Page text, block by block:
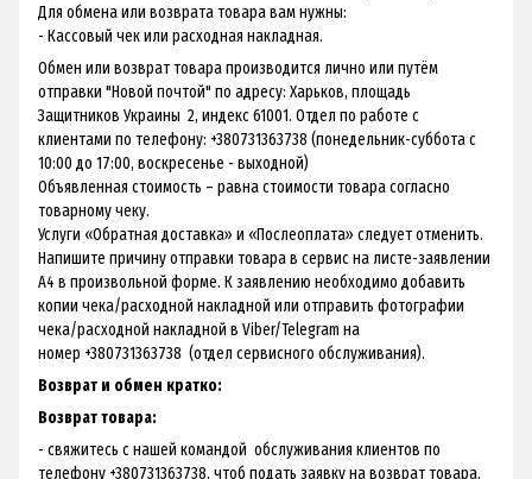
Для обмена или возврата товара вам нужны:
- Кассовый чек или расходная накладная.
Обмен или возврат товара производится лично или путём
отправки "Новой почтой" по адресу: Харьков, площадь
Защитников Украины 2, индекс 61001. Отдел по работе с
клиентами по телефону: +380731363738 (понедельник-суббота с
10:00 до 17:00, воскресенье - выходной)
Объявленная стоимость – равна стоимости товара согласно
товарному чеку.
Услуги «Обратная доставка» и «Послеоплата» следует отменить.
Напишите причину отправки товара в сервис на листе-заявлении
А4 в произвольной форме. К заявлению необходимо добавить
копии чека/расходной накладной или отправить фотографии
чека/расходной накладной в Viber/Telegram на
номер +380731363738 (отдел сервисного обслуживания).
Возврат и обмен кратко:
Возврат товара:
- свяжитесь с нашей командой обслуживания клиентов по
телефону +380731363738, чтоб подать заявку на возврат товара.